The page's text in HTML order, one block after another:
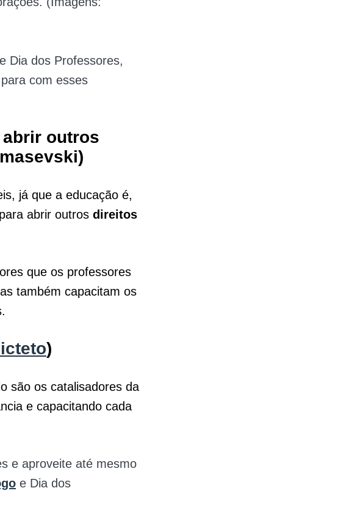
Dia dos Professores,
com esses
abrir outros
já que a educação é,
abrir outros direitos
que os professores
também capacitam os
)
são os catalisadores da
e capacitando cada
e aproveite até mesmo
e Dia dos